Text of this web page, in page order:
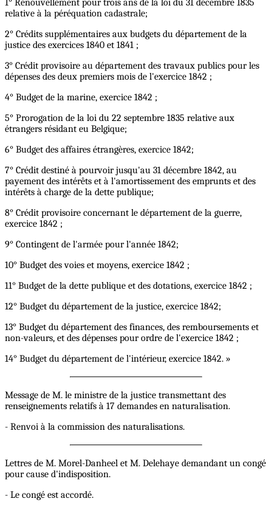
1° Renouvellement pour trois ans de la loi du 31 décembre 1835
relative à la péréquation cadastrale;
2° Crédits supplémentaires aux budgets du département de la
justice des exercices 1840 et 1841 ;
3° Crédit provisoire au département des travaux publics pour les
dépenses des deux premiers mois de l'exercice 1842 ;
4° Budget de la marine, exercice 1842 ;
5° Prorogation de la loi du 22 septembre 1835 relative aux
étrangers résidant eu Belgique;
6° Budget des affaires étrangères, exercice 1842;
7° Crédit destiné à pourvoir jusqu'au 31 décembre 1842, au
payement des intérêts et à l'amortissement des emprunts et des
intérêts à charge de la dette publique;
8° Crédit provisoire concernant le département de la guerre,
exercice 1842 ;
9° Contingent de l'armée pour l'année 1842;
10° Budget des voies et moyens, exercice 1842 ;
11° Budget de la dette publique et des dotations, exercice 1842 ;
12° Budget du département de la justice, exercice 1842;
13° Budget du département des finances, des remboursements et
non-valeurs, et des dépenses pour ordre de l'exercice 1842 ;
14° Budget du département de l'intérieur, exercice 1842. »
Message de M. le ministre de la justice transmettant des
renseignements relatifs à 17 demandes en naturalisation.
- Renvoi à la commission des naturalisations.
Lettres de M. Morel-Danheel et M. Delehaye demandant un congé
pour cause d'indisposition.
- Le congé est accordé.